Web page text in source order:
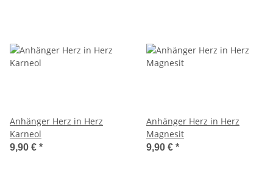
Anhänger Herz in Herz
Karneol
9,90 € *
Anhänger Herz in Herz
Magnesit
9,90 € *